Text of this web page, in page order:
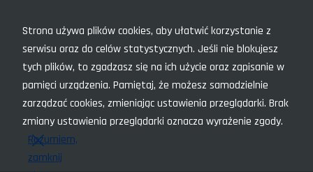
Strona używa plików cookies, aby ułatwić korzystanie z
serwisu oraz do celów statystycznych. Jeśli nie blokujesz
tych plików, to zgadzasz się na ich użycie oraz zapisanie w
pamięci urządzenia. Pamiętaj, że możesz samodzielnie
zarządzać cookies, zmieniając ustawienia przeglądarki. Brak
zmiany ustawienia przeglądarki oznacza wyrażenie zgody.
Rozumiem,
zamknij